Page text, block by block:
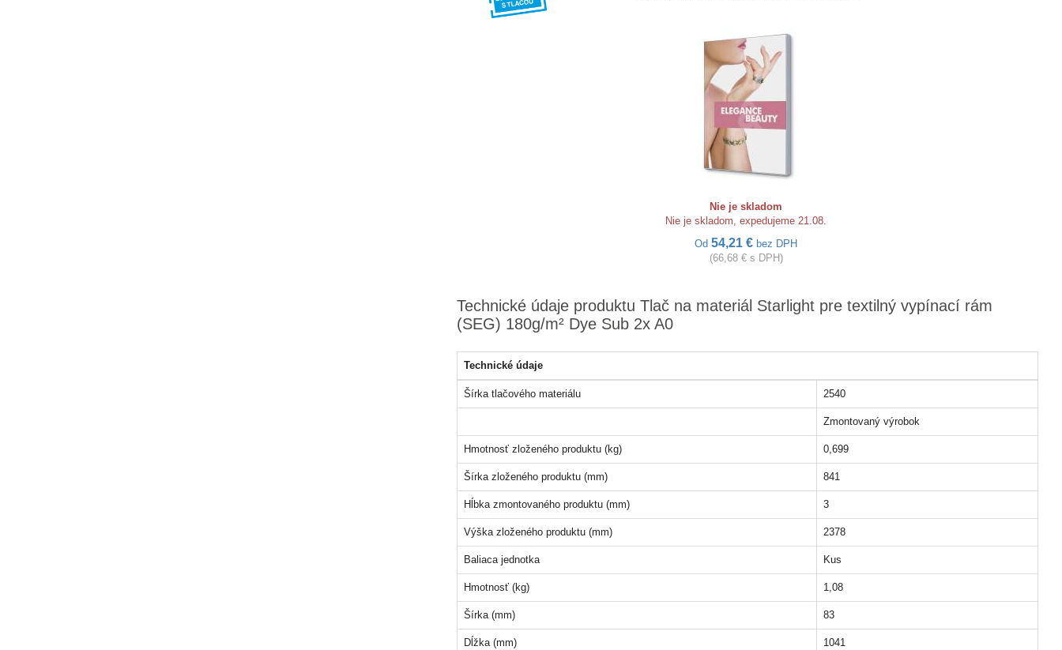
Nie je skladom
Nie je skladom, expedujeme 21.08.
Od54,21 €bez DPH
(66,68 € s DPH)
Technické údaje produktu Tlač na materiál Starlight pre textilný vypínací rám
(SEG) 180g/m² Dye Sub 2x A0
Technické údaje
Šírka tlačového materiálu 2540
Zmontovaný výrobok
Hmotnosť zloženého produktu (kg) 0,699
Šírka zloženého produktu (mm) 841
Hĺbka zmontovaného produktu (mm) 3
Výška zloženého produktu (mm) 2378
Baliaca jednotka Kus
Hmotnosť (kg) 1,08
Šírka (mm) 83
Dĺžka (mm) 1041